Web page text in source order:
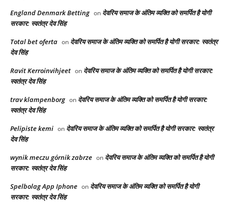
England Denmark Betting on देवरिय समाज के अंतिम व्यक्ति को समर्पित है योगी
सरकार: स्वतंत्र देव सिंह
Total bet oferta on देवरिय समाज के अंतिम व्यक्ति को समर्पित है योगी सरकार: स्वतंत्र
देव सिंह
Ravit Kerroinvihjeet on देवरिय समाज के अंतिम व्यक्ति को समर्पित है योगी सरकार:
स्वतंत्र देव सिंह
trav klampenborg on देवरिय समाज के अंतिम व्यक्ति को समर्पित है योगी सरकार:
स्वतंत्र देव सिंह
Pelipiste kemi on देवरिय समाज के अंतिम व्यक्ति को समर्पित है योगी सरकार: स्वतंत्र
देव सिंह
wynik meczu górnik zabrze on देवरिय समाज के अंतिम व्यक्ति को समर्पित है योगी
सरकार: स्वतंत्र देव सिंह
Spelbolag App Iphone on देवरिय समाज के अंतिम व्यक्ति को समर्पित है योगी
सरकार: स्वतंत्र देव सिंह